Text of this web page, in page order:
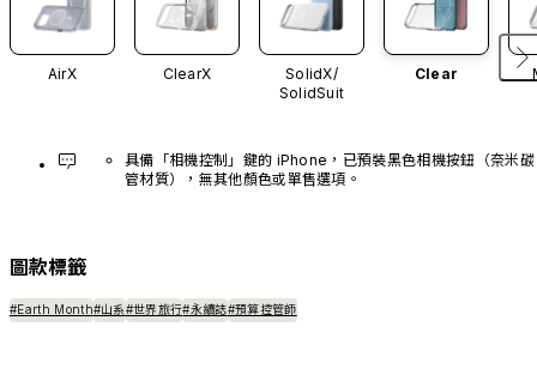
AirX ClearX
SolidX/
SolidSuit
Clear
具備「相機控制」鍵的 iPhone，已預裝黑色相機按鈕（奈米碳
管材質），無其他顏色或單售選項。
圖款標籤
#Earth Month#山系#世界旅行#永續誌#預算控管師